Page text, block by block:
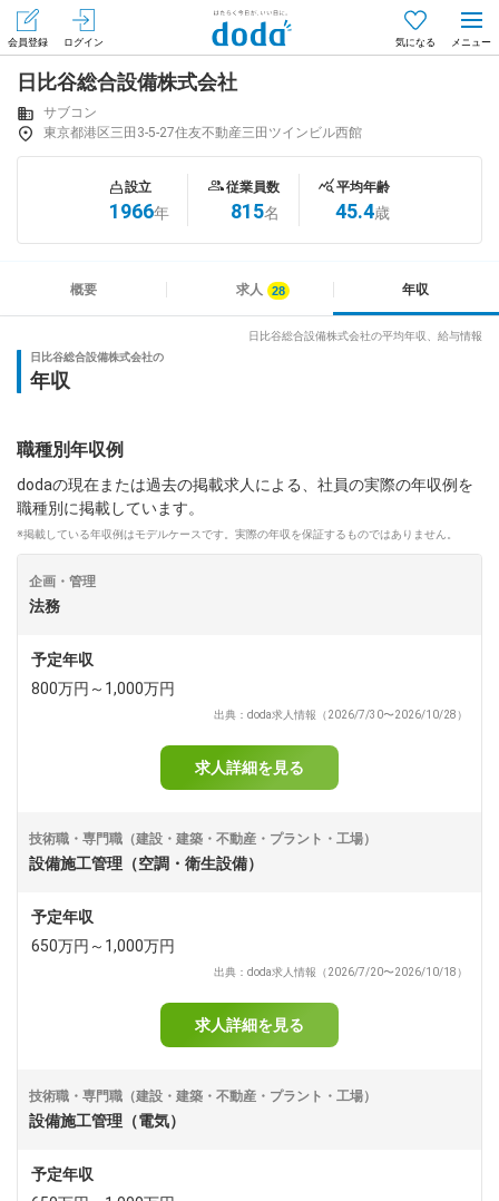
会員登録 ログイン 気になる
会員登録（無料）
はじめてdodaをご利用される方へ
求人を紹介してもらう
知りたい・聞きたい
専門サイト
dodaチャットサポート
自動案内は24時間365日対応
転職の「モヤモヤ」、一人で悩まず
気軽に相談してみませんか？
今の仕事を続けるべき？
サイトマップ
日比谷総合設備株式会社
サブコン
東京都港区三田3-5-27住友不動産三田ツインビル西館
設立
1966年
従業員数
815名
平均年齢
45.4歳
概要 求人 年収
日比谷総合設備株式会社の平均年収、給与情報
日比谷総合設備株式会社の
年収
職種別年収例
dodaの現在または過去の掲載求人による、社員の実際の年収例を
職種別に掲載しています。
※掲載している年収例はモデルケースです。実際の年収を保証するものではありません。
企画・管理
法務
予定年収
800万円～1,000万円
出典：doda求人情報（2026/7/30〜2026/10/28）
求人詳細を見る
技術職・専門職（建設・建築・不動産・プラント・工場）
設備施工管理（空調・衛生設備）
予定年収
650万円～1,000万円
出典：doda求人情報（2026/7/20〜2026/10/18）
求人詳細を見る
技術職・専門職（建設・建築・不動産・プラント・工場）
設備施工管理（電気）
予定年収